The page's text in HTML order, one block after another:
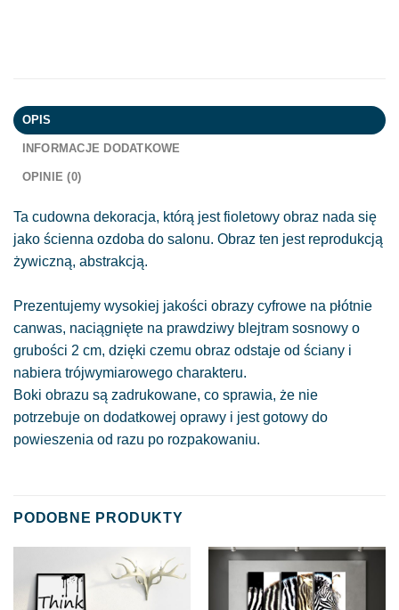
OPIS
INFORMACJE DODATKOWE
OPINIE (0)
Ta cudowna dekoracja, którą jest fioletowy obraz nada się
jako ścienna ozdoba do salonu. Obraz ten jest reprodukcją
żywiczną, abstrakcją.
Prezentujemy wysokiej jakości obrazy cyfrowe na płótnie
canwas, naciągnięte na prawdziwy blejtram sosnowy o
grubości 2 cm, dzięki czemu obraz odstaje od ściany i
nabiera trójwymiarowego charakteru.
Boki obrazu są zadrukowane, co sprawia, że nie
potrzebuje on dodatkowej oprawy i jest gotowy do
powieszenia od razu po rozpakowaniu.
PODOBNE PRODUKTY